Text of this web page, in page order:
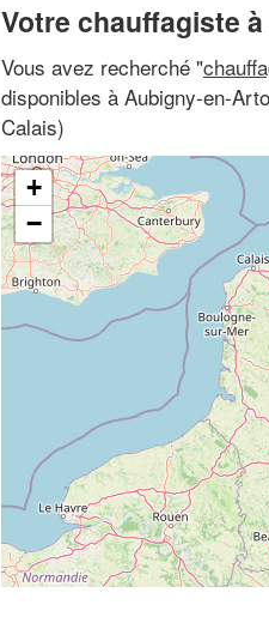
Votre chauffagiste
Vous avez recherché "
disponibles à Aubigny-en-
Calais)
+
−